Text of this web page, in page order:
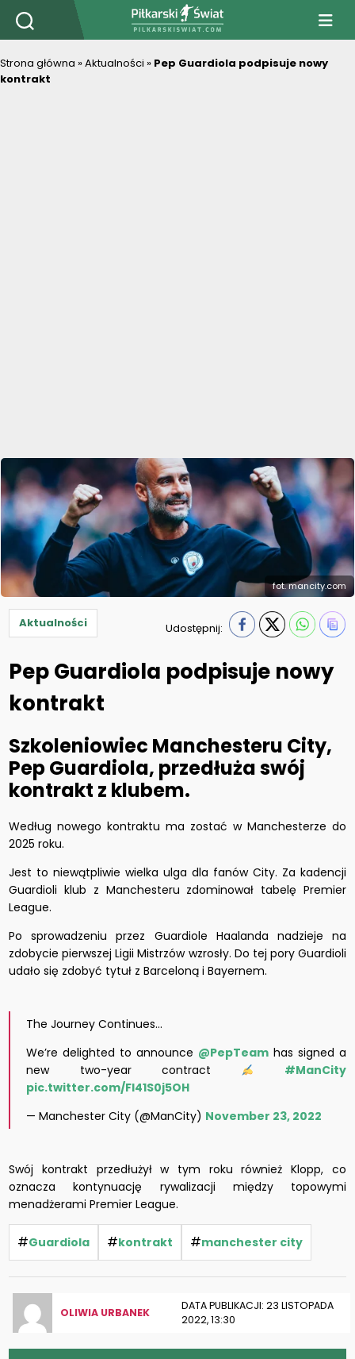
PiłkarskiSwiat.com
Strona główna »Aktualności » Pep Guardiola podpisuje nowy
kontrakt
fot. mancity.com
Aktualności Udostępnij:
Pep Guardiola podpisuje nowy
kontrakt
Szkoleniowiec Manchesteru City,
Pep Guardiola, przedłuża swój
kontrakt z klubem.
Według nowego kontraktu ma zostać w Manchesterze do
2025 roku.
Jest to niewątpliwie wielka ulga dla fanów City. Za kadencji
Guardioli klub z Manchesteru zdominował tabelę Premier
League.
Po sprowadzeniu przez Guardiole Haalanda nadzieje na
zdobycie pierwszej Ligii Mistrzów wzrosły. Do tej pory Guardioli
udało się zdobyć tytuł z Barceloną i Bayernem.
The Journey Continues…
We’re delighted to announce @PepTeamhas signed a
new two-year contract
#ManCity
pic.twitter.com/FI41S0j5OH
— Manchester City (@ManCity) November 23, 2022
Swój kontrakt przedłużył w tym roku również Klopp, co
oznacza kontynuację rywalizacji między topowymi
menadżerami Premier League.
#Guardiola #kontrakt #manchester city
OLIWIA URBANEK
DATA PUBLIKACJI: 23 LISTOPADA
2022, 13:30